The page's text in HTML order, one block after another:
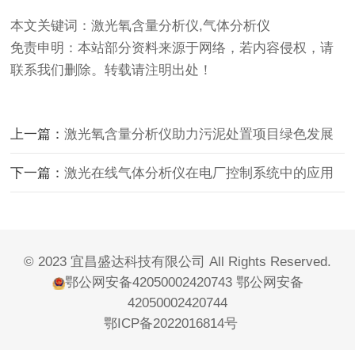
本文关键词：激光氧含量分析仪,气体分析仪
免责申明：本站部分资料来源于网络，若内容侵权，请
联系我们删除。转载请注明出处！
上一篇：激光氧含量分析仪助力污泥处置项目绿色发展
下一篇：激光在线气体分析仪在电厂控制系统中的应用
© 2023 宜昌盛达科技有限公司 All Rights Reserved.
鄂公网安备42050002420743 鄂公网安备
42050002420744
鄂ICP备2022016814号